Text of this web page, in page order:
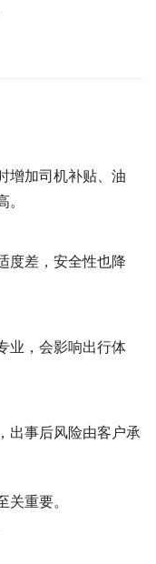
增加司机补贴、油
度差，安全性也降
业，会影响出行体
出事后风险由客户承
重要。